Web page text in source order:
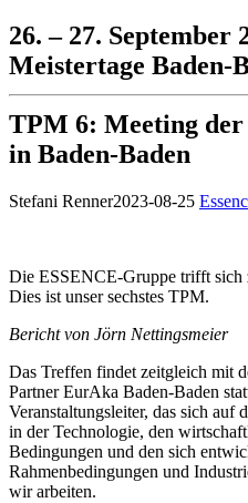
26. – 27. September
Meistertage Baden-
TPM 6: Meeting
in Baden-Baden
Stefani Renner2023-08-25
Die ESSENCE-Gruppe trifft sich
Dies ist unser sechstes TPM.
Bericht von Jörn Nettingsmeier
Das Treffen findet zeitgleich mit
Partner EurAka Baden-Baden
Veranstaltungsleiter, das sich auf
in der Technologie, den
Bedingungen und den sich
Rahmenbedingungen und
wir arbeiten.